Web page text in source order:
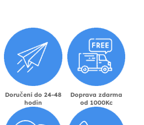
Doručení do 24-48
hodin
Doprava zdarma
od 1000Kc